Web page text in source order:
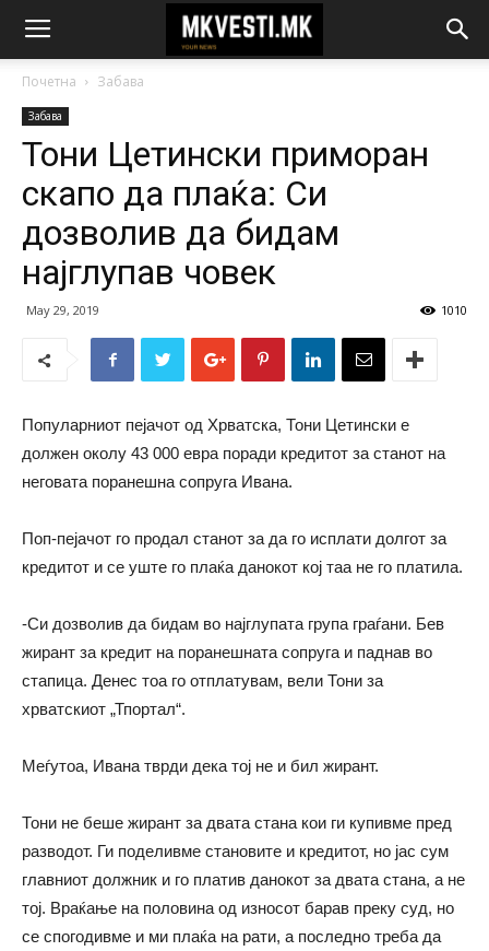
Почетна Забава
Забава
Тони Цетински приморан
скапо да плаќа: Си
дозволив да бидам
најглупав човек
May 29, 2019 1010
Популарниот пејачот од Хрватска, Тони Цетински е
должен околу 43 000 евра поради кредитот за станот на
неговата поранешна сопруга Ивана.
Поп-пејачот го продал станот за да го исплати долгот за
кредитот и се уште го плаќа данокот кој таа не го платила.
-Си дозволив да бидам во најглупата група граѓани. Бев
жирант за кредит на поранешната сопруга и паднав во
стапица. Денес тоа го отплатувам, вели Тони за
хрватскиот „Тпортал“.
Меѓутоа, Ивана тврди дека тој не и бил жирант.
Тони не беше жирант за двата стана кои ги купивме пред
разводот. Ги поделивме становите и кредитот, но јас сум
главниот должник и го платив данокот за двата стана, а не
тој. Враќање на половина од износот барав преку суд, но
се спогодивме и ми плаќа на рати, а последно треба да